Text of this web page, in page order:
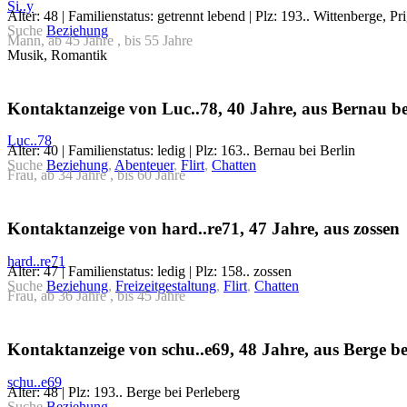
Si..y
Alter: 48 | Familienstatus: getrennt lebend | Plz: 193.. Wittenberge,
Suche Beziehung
Mann, ab 45 Jahre , bis 55 Jahre
Musik, Romantik
Kontaktanzeige von Luc..78, 40 Jahre, aus Bernau
Luc..78
Alter: 40 | Familienstatus: ledig | Plz: 163.. Bernau bei Berlin
Suche Beziehung, Abenteuer, Flirt, Chatten
Frau, ab 34 Jahre , bis 60 Jahre
Kontaktanzeige von hard..re71, 47 Jahre, aus zossen
hard..re71
Alter: 47 | Familienstatus: ledig | Plz: 158.. zossen
Suche Beziehung, Freizeitgestaltung, Flirt, Chatten
Frau, ab 36 Jahre , bis 45 Jahre
Kontaktanzeige von schu..e69, 48 Jahre, aus Berge
schu..e69
Alter: 48 | Plz: 193.. Berge bei Perleberg